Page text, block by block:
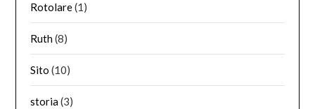
Rotolare(1)
Ruth(8)
Sito (10)
storia(3)